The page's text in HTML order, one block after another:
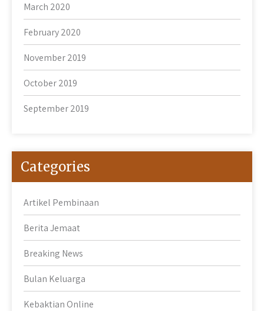
March 2020
February 2020
November 2019
October 2019
September 2019
Categories
Artikel Pembinaan
Berita Jemaat
Breaking News
Bulan Keluarga
Kebaktian Online